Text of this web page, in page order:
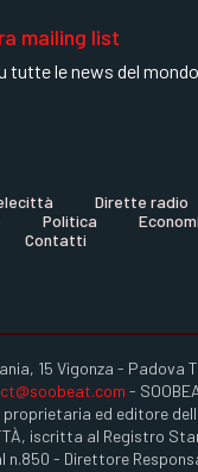
mailing list
tutte le news del
Dirette radio
Politica
Contatti
15 Vigonza - Padova
-
proprietaria ed editore
iscritta al Registro
n.850 - Direttore